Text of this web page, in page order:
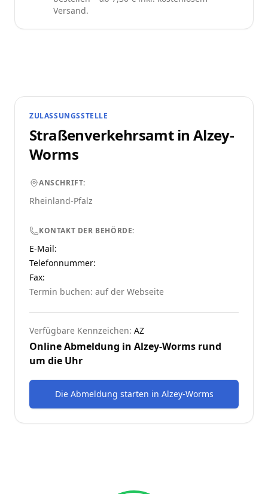
Versand.
ZULASSUNGSSTELLE
Straßenverkehrsamt in Alzey-
Worms
ANSCHRIFT:
Rheinland-Pfalz
KONTAKT DER BEHÖRDE:
E-Mail:
Telefonnummer:
Fax:
Termin buchen: auf der Webseite
Verfügbare Kennzeichen: AZ
Online Abmeldung in Alzey-Worms rund
um die Uhr
Die Abmeldung starten in Alzey-Worms